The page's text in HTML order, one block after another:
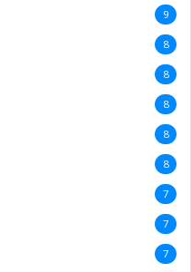
9
8
8
8
8
8
7
7
7